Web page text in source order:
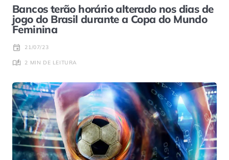
Bancos terão horário alterado nos dias de
jogo do Brasil durante a Copa do Mundo
Feminina
21/07/23
2 MIN DE LEITURA